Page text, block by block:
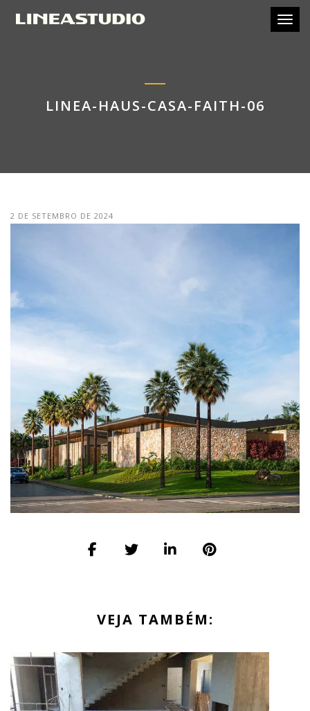
LINEA-HAUS-CASA-FAITH-06
2 DE SETEMBRO DE 2024
VEJA TAMBÉM: